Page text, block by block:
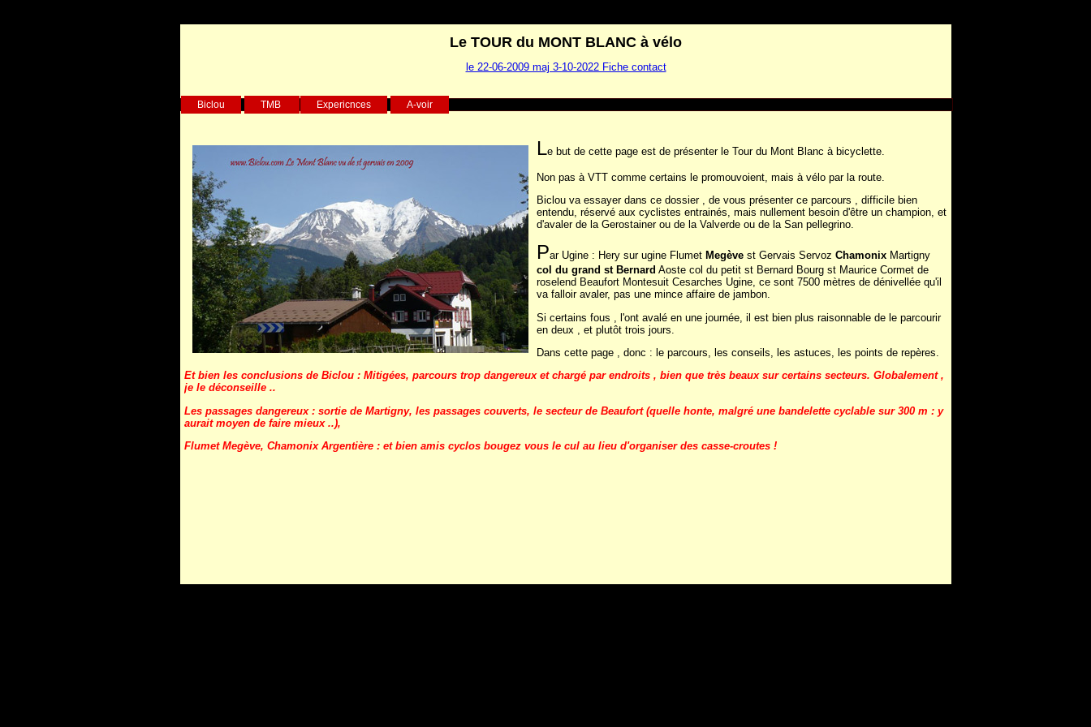
Le TOUR du MONT BLANC à vélo
le 22-06-2009 maj 3-10-2022 Fiche contact
Le but de cette page est de présenter le Tour du Mont Blanc à bicyclette.
Non pas à VTT comme certains le promouvoient, mais à vélo par la route.
Biclou va essayer dans ce dossier , de vous présenter ce parcours , difficile bien
entendu, réservé aux cyclistes entrainés, mais nullement besoin d'être un champion, et
d'avaler de la Gerostainer ou de la Valverde ou de la San pellegrino.
Par Ugine : Hery sur ugine Flumet Megève st Gervais Servoz Chamonix Martigny
col du grand st Bernard Aoste col du petit st Bernard Bourg st Maurice Cormet de
roselend Beaufort Montesuit Cesarches Ugine, ce sont 7500 mètres de dénivellée qu'il
va falloir avaler, pas une mince affaire de jambon.
Si certains fous , l'ont avalé en une journée, il est bien plus raisonnable de le parcourir
en deux , et plutôt trois jours.
Dans cette page , donc : le parcours, les conseils, les astuces, les points de repères.
Et bien les conclusions de Biclou : Mitigées, parcours trop dangereux et chargé par endroits , bien que très beaux sur certains secteurs. Globalement ,
je le déconseille ..
Les passages dangereux : sortie de Martigny, les passages couverts, le secteur de Beaufort (quelle honte, malgré une bandelette cyclable sur 300 m : y
aurait moyen de faire mieux ..),
Flumet Megève, Chamonix Argentière : et bien amis cyclos bougez vous le cul au lieu d'organiser des casse-croutes !
Biclou TMB Expericnces A-voir